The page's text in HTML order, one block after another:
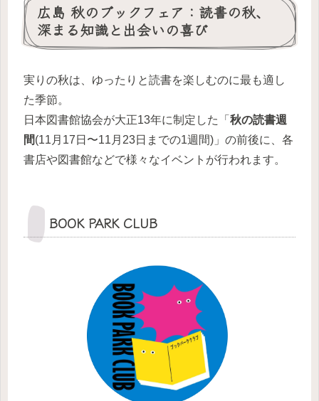
広島 秋のブックフェア：読書の秋、
深まる知識と出会いの喜び
実りの秋は、ゆったりと読書を楽しむのに最も適し
た季節。
日本図書館協会が大正13年に制定した「 秋の読書週
間(11月17日〜11月23日までの1週間)」の前後に、各
書店や図書館などで様々なイベントが行われます。
BOOK PARK CLUB